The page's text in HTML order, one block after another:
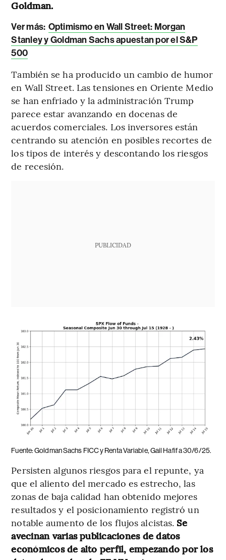
Goldman.
Ver más: Optimismo en Wall Street: Morgan
Stanley y Goldman Sachs apuestan por el S&P
500
También se ha producido un cambio de humor
en Wall Street. Las tensiones en Oriente Medio
se han enfriado y la administración Trump
parece estar avanzando en docenas de
acuerdos comerciales. Los inversores están
centrando su atención en posibles recortes de
los tipos de interés y descontando los riesgos
de recesión.
PUBLICIDAD
Fuente: Goldman Sachs FICC y Renta Variable, Gail Hafif a 30/6/25.
Persisten algunos riesgos para el repunte, ya
que el aliento del mercado es estrecho, las
zonas de baja calidad han obtenido mejores
resultados y el posicionamiento registró un
notable aumento de los flujos alcistas. Se
avecinan varias publicaciones de datos
económicos de alto perfil, empezando por los